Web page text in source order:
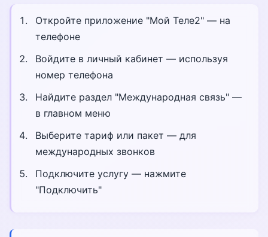
Откройте приложение "Мой Теле2" — на
телефоне
Войдите в личный кабинет — используя
номер телефона
Найдите раздел "Международная связь" —
в главном меню
Выберите тариф или пакет — для
международных звонков
Подключите услугу — нажмите
"Подключить"